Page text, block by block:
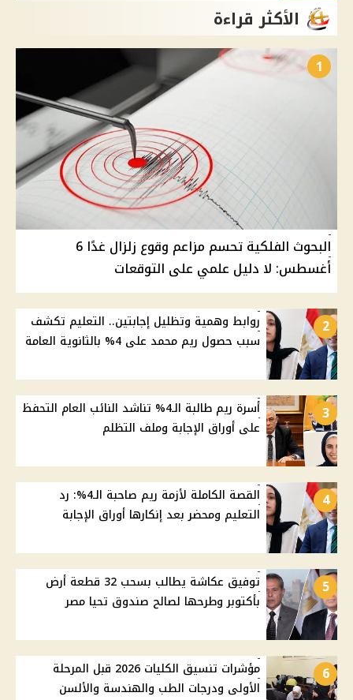
الأكثر قراءة
1
البحوث الفلكية تحسم مزاعم وقوع زلزال غدًا 6
أغسطس: لا دليل علمي على التوقعات
2
روابط وهمية وتظليل إجابتين.. التعليم تكشف
سبب حصول ريم محمد على 4% بالثانوية العامة
3
أسرة ريم طالبة الـ4% تناشد النائب العام التحفظ
على أوراق الإجابة وملف التظلم
4
القصة الكاملة لأزمة ريم صاحبة الـ4%: رد
التعليم ومحضر بعد إنكارها أوراق الإجابة
5
توفيق عكاشة يطالب بسحب 32 قطعة أرض
بأكتوبر وطرحها لصالح صندوق تحيا مصر
6
مؤشرات تنسيق الكليات 2026 قبل المرحلة
الأولى ودرجات الطب والهندسة والألسن